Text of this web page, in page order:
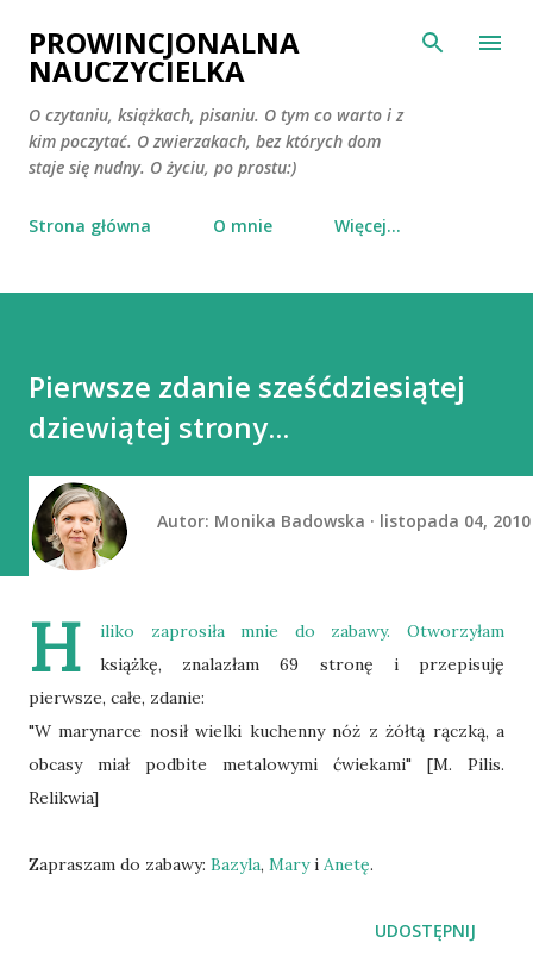
Przejdź do głównej zawartości
PROWINCJONALNA
NAUCZYCIELKA
O czytaniu, książkach, pisaniu. O tym co warto i z
kim poczytać. O zwierzakach, bez których dom
staje się nudny. O życiu, po prostu:)
Strona główna O mnie Więcej…
Pierwsze zdanie sześćdziesiątej
dziewiątej strony...
Autor: Monika Badowska listopada 04, 2010
H iliko zaprosiła mnie do zabawy. Otworzyłam
książkę, znalazłam 69 stronę i przepisuję
pierwsze, całe, zdanie:
"W marynarce nosił wielki kuchenny nóż z żółtą rączką, a
obcasy miał podbite metalowymi ćwiekami" [M. Pilis.
Relikwia]
Zapraszam do zabawy: Bazyla, Maryi Anetę.
UDOSTĘPNIJ